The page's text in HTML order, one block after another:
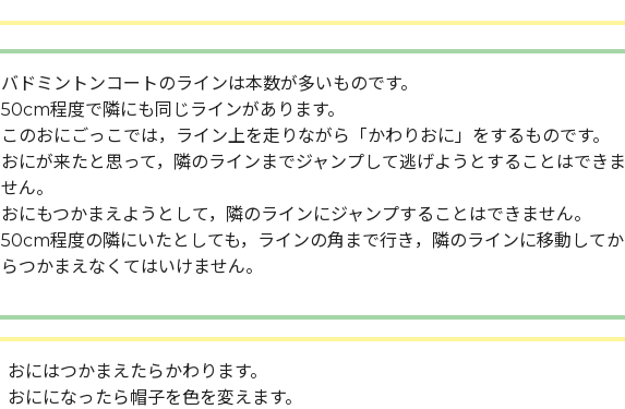
バドミントンコートのラインは本数が多いものです。
50cm程度で隣にも同じラインがあります。
このおにごっこでは，ライン上を走りながら「かわりおに」をするものです。
おにが来たと思って，隣のラインまでジャンプして逃げようとすることはできま
せん。
おにもつかまえようとして，隣のラインにジャンプすることはできません。
50cm程度の隣にいたとしても，ラインの角まで行き，隣のラインに移動してか
らつかまえなくてはいけません。
おにはつかまえたらかわります。
おにになったら帽子を色を変えます。